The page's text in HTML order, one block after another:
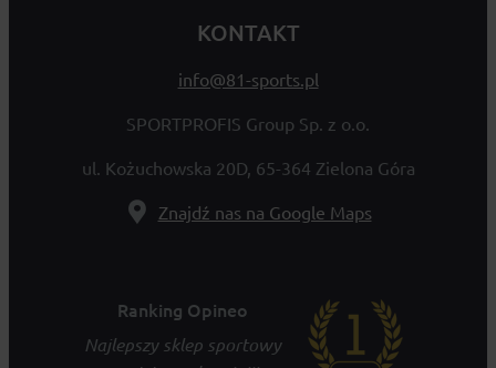
KONTAKT
info@81-sports.pl
SPORTPROFIS Group Sp. z o.o.
ul. Kożuchowska 20D, 65-364 Zielona Góra
Znajdź nas na Google Maps
Ranking Opineo
Najlepszy sklep sportowy